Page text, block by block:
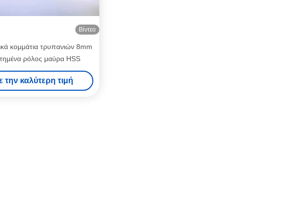
Βίντεο
κομμάτια τρυπανιών 8mm
ρόλος μαύρα HSS
την καλύτερη τιμή